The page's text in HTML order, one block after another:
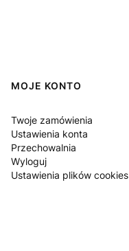
MOJE KONTO
Twoje zamówienia
Ustawienia konta
Przechowalnia
Wyloguj
Ustawienia plików cookies